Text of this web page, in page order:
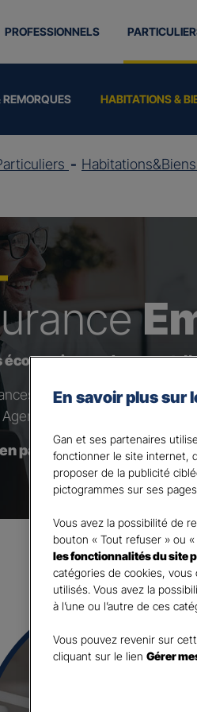
PROFESSIONNELS
HABITATIONS &
Habitations&Biens
économies en changeant
Emprunteur s’adapte à
général et découvrez
parliez avec votre Agent
En savoir plus sur
Gan et ses partenaires
fonctionner le site internet,
proposer de la publicité
pictogrammes sur ses
Vous avez la possibilité de
bouton « Tout refuser » ou
les fonctionnalités du site
catégories de cookies,
utilisés. Vous avez la
à l’une ou l’autre de ces
Vous pouvez revenir sur
cliquant sur le lien Gérer